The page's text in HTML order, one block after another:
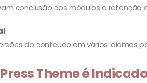
conclusão dos módulos e retenção
do conteúdo em vários idiomas
Theme é